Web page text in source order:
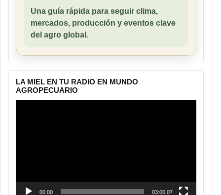
Una guía rápida para seguir clima,
mercados, producción y eventos clave
del agro global.
LA MIEL EN TU RADIO EN MUNDO
AGROPECUARIO
00:00 03:06:07